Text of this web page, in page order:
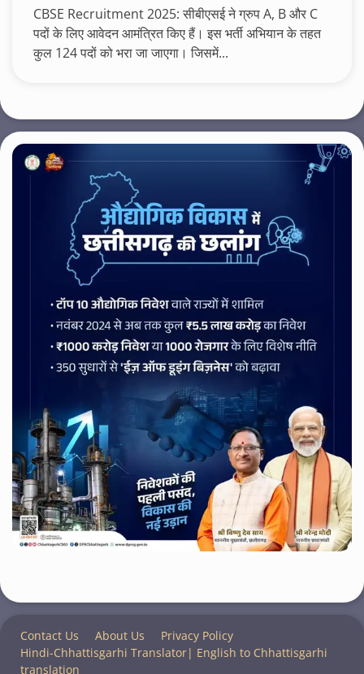
CBSE Recruitment 2025: सीबीएसई ने ग्रुप A, B और C
पदों के लिए आवेदन आमंत्रित किए हैं। इस भर्ती अभियान के तहत
कुल 124 पदों को भरा जा जाएगा। जिसमें...
Contact Us About Us
Privacy Policy
Hindi-Chhattisgarhi Translator| English to Chhattisgarhi
translation